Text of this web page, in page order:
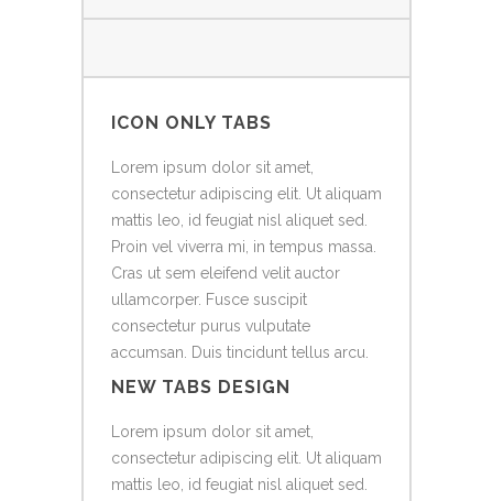
ICON ONLY TABS
Lorem ipsum dolor sit amet,
consectetur adipiscing elit. Ut aliquam
mattis leo, id feugiat nisl aliquet sed.
Proin vel viverra mi, in tempus massa.
Cras ut sem eleifend velit auctor
ullamcorper. Fusce suscipit
consectetur purus vulputate
accumsan. Duis tincidunt tellus arcu.
NEW TABS DESIGN
Lorem ipsum dolor sit amet,
consectetur adipiscing elit. Ut aliquam
mattis leo, id feugiat nisl aliquet sed.